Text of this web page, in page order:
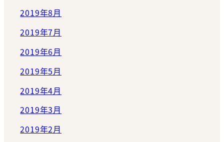
2019年8月
2019年7月
2019年6月
2019年5月
2019年4月
2019年3月
2019年2月